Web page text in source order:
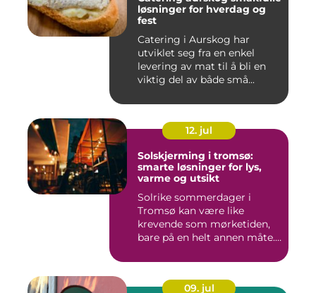
løsninger for hverdag og
fest
Catering i Aurskog har
utviklet seg fra en enkel
levering av mat til å bli en
viktig del av både små...
12. jul
Solskjerming i tromsø:
smarte løsninger for lys,
varme og utsikt
Solrike sommerdager i
Tromsø kan være like
krevende som mørketiden,
bare på en helt annen måte.
09. jul